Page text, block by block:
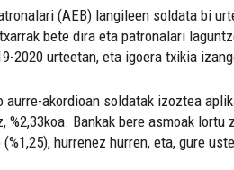
(AEB) langileen soldata bi
bete dira eta patronalari
urteetan, eta igoera txikia
aurre-akordioan soldatak izoztea
%2,33koa. Bankak bere asmoak
hurrenez hurren, eta, gure